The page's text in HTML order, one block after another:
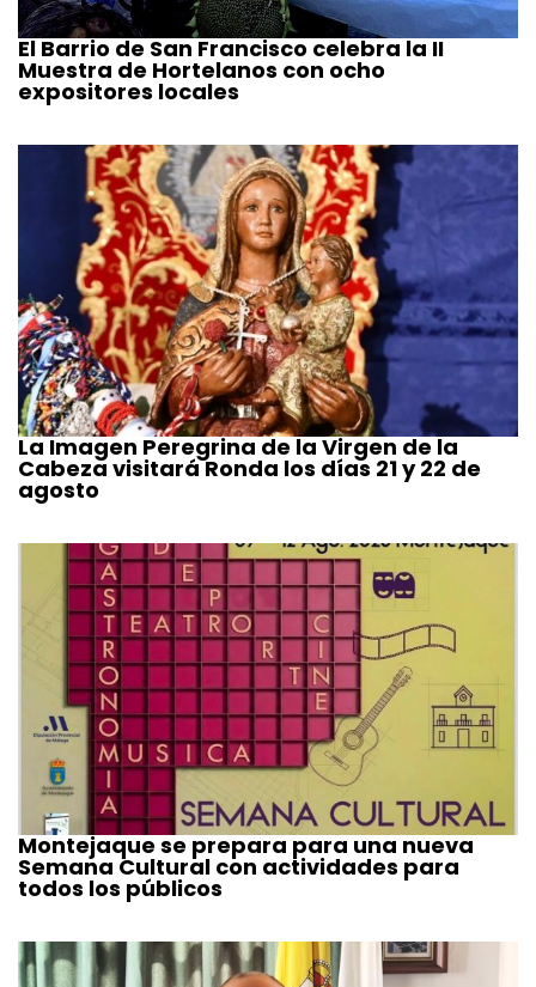
El Barrio de San Francisco celebra la II
Muestra de Hortelanos con ocho
expositores locales
La Imagen Peregrina de la Virgen de la
Cabeza visitará Ronda los días 21 y 22 de
agosto
Montejaque se prepara para una nueva
Semana Cultural con actividades para
todos los públicos